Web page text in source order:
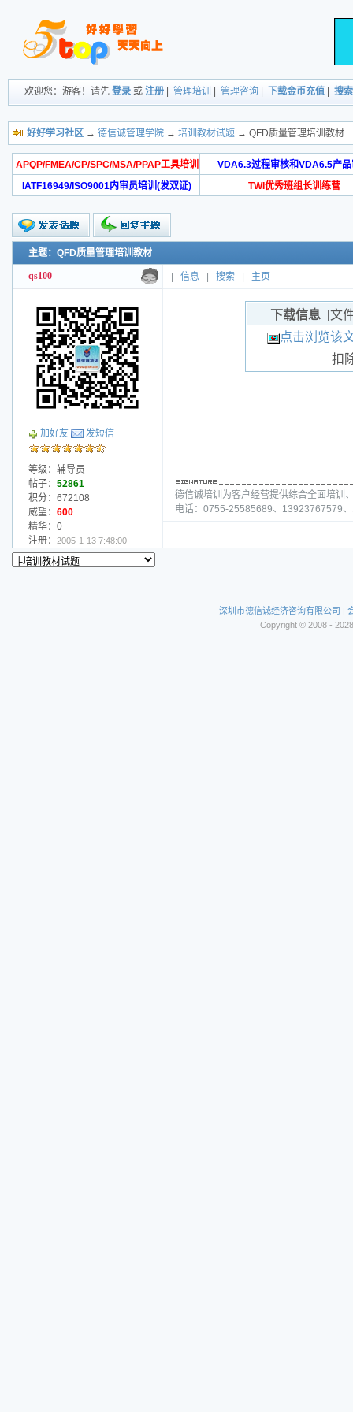
欢迎您：游客！请先 登录 或 注册 管理培训 管理咨询 下载金币充值 搜索
好好学习社区 → 德信诚管理学院 → 培训教材试题 → QFD质量管理培训教材
APQP/FMEA/CP/SPC/MSA/PPAP工具培训
VDA6.3过程审核和VDA6.5产品
IATF16949/ISO9001内审员培训(发双证)
TWI优秀班组长训练营
主题：QFD质量管理培训教材
qs100 信息 搜索 主页
加好友 发短信
等级：辅导员
帖子： 52861
积分：672108
威望： 600
精华：0
注册： 2005-1-13 7:48:00
下载信息[文
点击浏览该
扣
德信诚培训为客户经营提供综合全面培训
电话：0755-25585689、13923767579
深圳市德信诚经济咨询有限公司 |
Copyright © 2008 -